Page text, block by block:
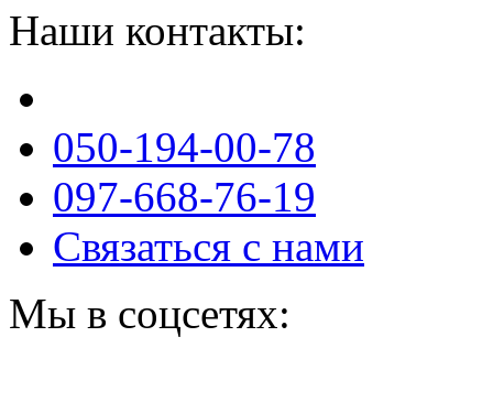
Наши контакты:
050-194-00-78
097-668-76-19
Связаться с нами
Мы в соцсетях: